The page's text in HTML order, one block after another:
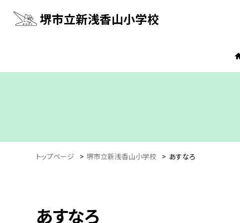
堺市立新浅香山小学校
トップページ > 堺市立新浅香山小学校 > あすなろ
あすなろ